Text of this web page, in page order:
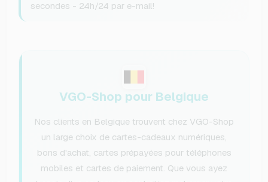
secondes - 24h/24 par e-mail!
VGO-Shop pour Belgique
Nos clients en Belgique trouvent chez VGO-Shop
un large choix de cartes-cadeaux numériques,
bons d'achat, cartes prépayées pour téléphones
mobiles et cartes de paiement. Que vous ayez